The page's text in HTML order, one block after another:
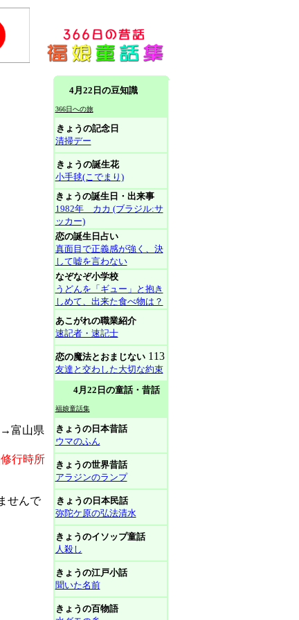
→富山県
行時所
せんで
4月22日の豆知識
366日への旅
きょうの記念日
清掃デー
きょうの誕生花
小手毬(こでまり)
きょうの誕生日・出来事
1982年 カカ (ブラジル:サ
ッカー)
恋の誕生日占い
真面目で正義感が強く、決
して嘘を言わない
なぞなぞ小学校
うどんを「ギュー」と抱き
しめて、出来た食べ物は？
あこがれの職業紹介
速記者・速記士
恋の魔法とおまじない113
友達と交わした大切な約束
4月22日の童話・昔話
福娘童話集
きょうの日本昔話
ウマのふん
きょうの世界昔話
アラジンのランプ
きょうの日本民話
弥陀ケ原の弘法清水
きょうのイソップ童話
人殺し
きょうの江戸小話
聞いた名前
きょうの百物語